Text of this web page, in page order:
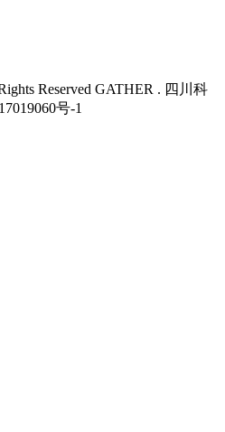
Reserved GATHER . 四川科
号-1